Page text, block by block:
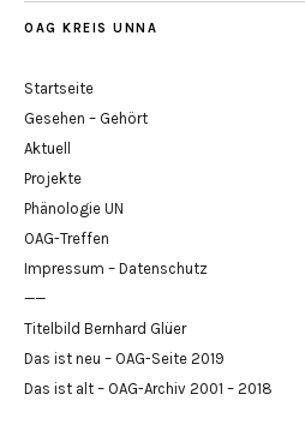
OAG KREIS UNNA
Startseite
Gesehen – Gehört
Aktuell
Projekte
Phänologie UN
OAG-Treffen
Impressum – Datenschutz
——
Titelbild Bernhard Glüer
Das ist neu – OAG-Seite 2019
Das ist alt – OAG-Archiv 2001 – 2018